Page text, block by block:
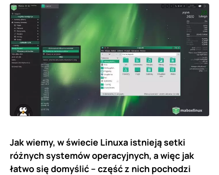
Jak wiemy, w świecie Linuxa istnieją setki
różnych systemów operacyjnych, a więc jak
łatwo się domyślić – część z nich pochodzi